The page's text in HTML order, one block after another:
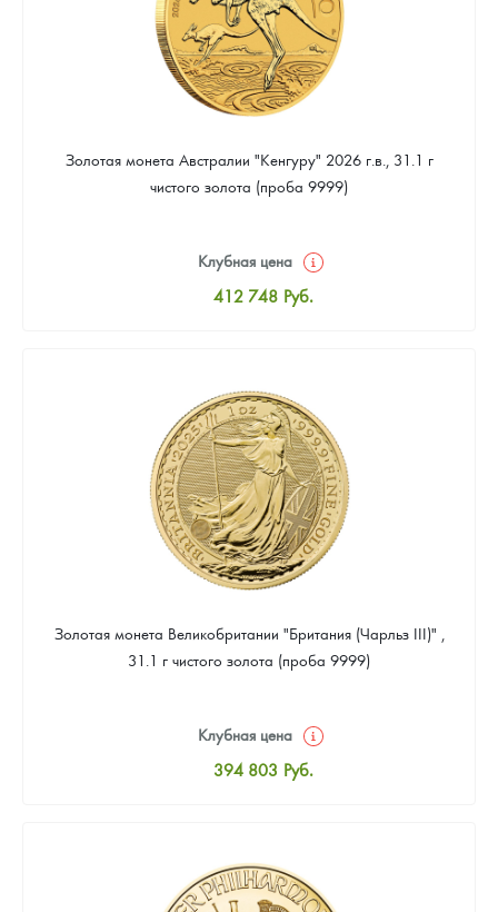
Золотая монета Австралии "Кенгуру" 2026 г.в., 31.1 г
чистого золота (проба 9999)
Клубная цена
412 748 Руб.
380 446 Руб.
Золотая монета Великобритании "Британия (Чарльз III)" ,
31.1 г чистого золота (проба 9999)
Клубная цена
394 803 Руб.
Цена выкупа
375 063 Руб.